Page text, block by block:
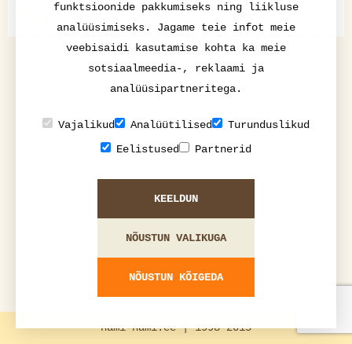
nami-nami.ee | 1998-2015
funktsioonide pakkumiseks ning liikluse
analüüsimiseks. Jagame teie infot meie
veebisaidi kasutamise kohta ka meie
sotsiaalmeedia-, reklaami ja
analüüsipartneritega.
Vajalikud Analüütilised
Turunduslikud
Eelistused
Partnerid
KEELDUN
NÕUSTUN VALIKUGA
NÕUSTUN KÕIGEDA